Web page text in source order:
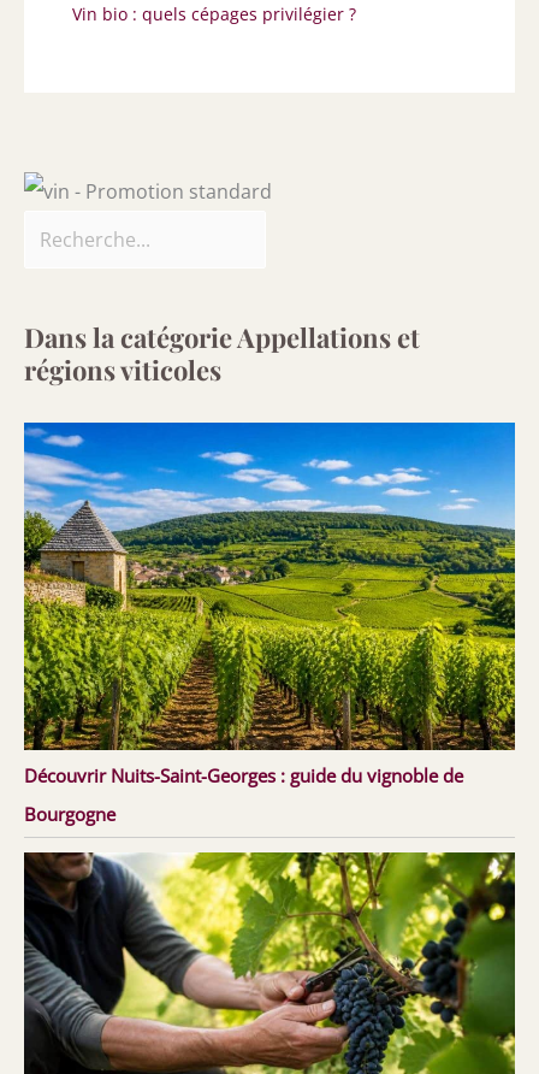
Vin bio : quels cépages privilégier ?
Dans la catégorie Appellations et
régions viticoles
Découvrir Nuits-Saint-Georges : guide du vignoble de
Bourgogne